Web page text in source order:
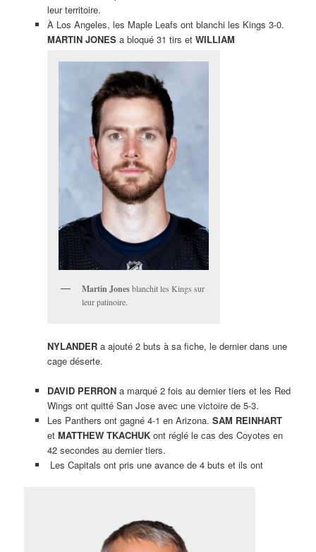
leur territoire.
À Los Angeles, les Maple Leafs ont blanchi les Kings 3-0.
MARTIN JONESa bloqué 31 tirs et WILLIAM
Martin Jonesblanchit les Kings sur
leur patinoire.
NYLANDERa ajouté 2 buts à sa fiche, le dernier dans une
cage déserte.
DAVID PERRONa marqué 2 fois au dernier tiers et les Red
Wings ont quitté San Jose avec une victoire de 5-3.
Les Panthers ont gagné 4-1 en Arizona. SAM REINHART
et MATTHEW TKACHUKont réglé le cas des Coyotes en
42 secondes au dernier tiers.
Les Capitals ont pris une avance de 4 buts et ils ont